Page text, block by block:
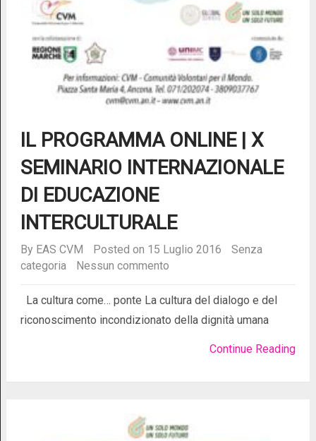
IL PROGRAMMA ONLINE | X
SEMINARIO INTERNAZIONALE
DI EDUCAZIONE
INTERCULTURALE
By EAS CVM Posted on 15 Luglio 2016
Senza
categoria
Nessun commento
La cultura come… ponte La cultura del dialogo e del
riconoscimento incondizionato della dignità umana
Continue Reading